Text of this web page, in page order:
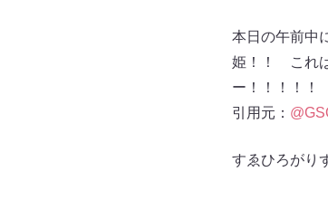
本日の午前中
姫！！ これ
ー！！！！！
引用元：
すゑひろがり